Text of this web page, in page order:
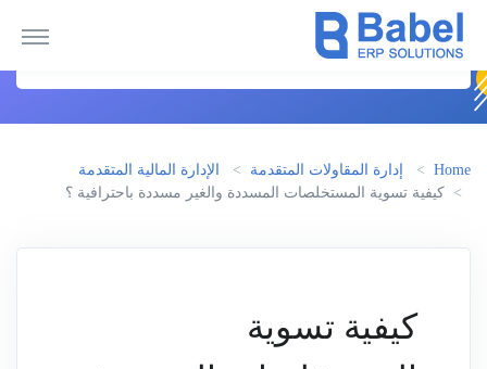
Home إدارة المقاولات المتقدمة
الإدارة المالية المتقدمة
كيفية تسوية المستخلصات المسددة والغير مسددة باحترافية ؟
كيفية تسوية